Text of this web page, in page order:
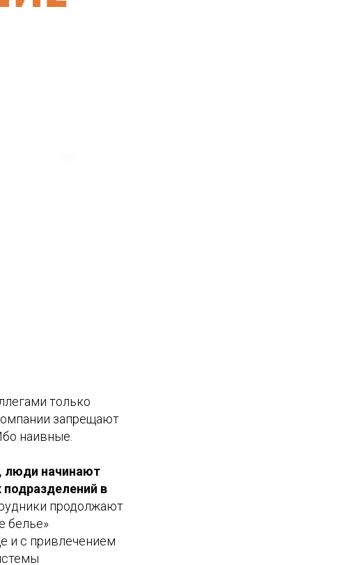
только
запрещают
наивные.
люди начинают
подразделений в
продолжают
белье»
и с привлечением